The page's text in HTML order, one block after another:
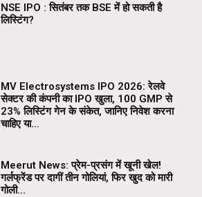
NSE IPO : सितंबर तक BSE में हो सकती है
लिस्टिंग?
MV Electrosystems IPO 2026: रेलवे
सेक्टर की कंपनी का IPO खुला, ₹100 GMP से
23% लिस्टिंग गेन के संकेत, जानिए निवेश करना
चाहिए या...
Meerut News: प्रेम-प्रसंग में खूनी खेल!
गर्लफ्रेंड पर दागीं तीन गोलियां, फिर खुद को मारी
गोली…